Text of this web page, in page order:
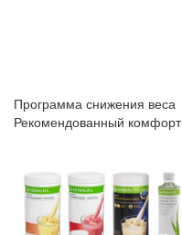
Программа снижения веса
Рекомендованный комфорт